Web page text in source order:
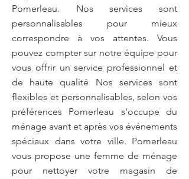
Pomerleau. Nos services sont
personnalisables pour mieux
correspondre à vos attentes. Vous
pouvez compter sur notre équipe pour
vous offrir un service professionnel et
de haute qualité Nos services sont
flexibles et personnalisables, selon vos
préférences Pomerleau s'occupe du
ménage avant et après vos événements
spéciaux dans votre ville. Pomerleau
vous propose une femme de ménage
pour nettoyer votre magasin de